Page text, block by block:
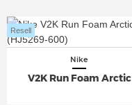
Nike
V2K Run Foam Arctic
Resell